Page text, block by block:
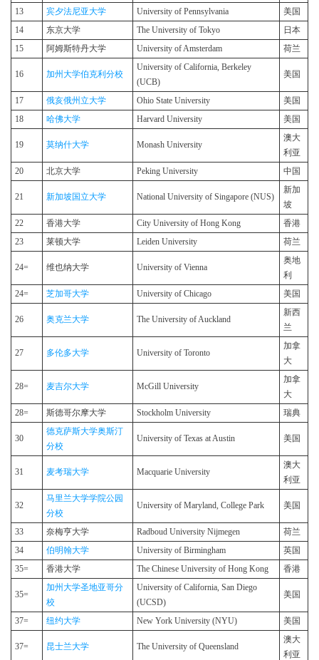
13
宾夕法尼亚大学 University of Pennsylvania
美国
14
东京大学 The University of Tokyo
日本
15
阿姆斯特丹大学 University of Amsterdam 荷兰
16 加州大学伯克利分校
University of California, Berkeley
(UCB)
美国
17 俄亥俄州立大学 Ohio State University
美国
18
哈佛大学 Harvard University 美国
19 莫纳什大学 Monash University
澳大
利亚
20
北京大学 Peking University 中国
21 新加坡国立大学 National University of Singapore (NUS)
新加
坡
22
香港大学 City University of Hong Kong
香港
23
莱顿大学 Leiden University 荷兰
24= 维也纳大学 University of Vienna
奥地
利
24=
芝加哥大学 University of Chicago 美国
26 奥克兰大学 The University of Auckland
新西
兰
27 多伦多大学 University of Toronto
加拿
大
28= 麦吉尔大学 McGill University
加拿
大
28=
斯德哥尔摩大学 Stockholm University 瑞典
30
德克萨斯大学奥斯汀
分校
University of Texas at Austin 美国
31 麦考瑞大学 Macquarie University
澳大
利亚
32
马里兰大学学院公园
分校
University of Maryland, College Park 美国
33 奈梅亨大学 Radboud University Nijmegen
荷兰
34
伯明翰大学 University of Birmingham
英国
35=
香港大学 The Chinese University of Hong Kong 香港
35=
加州大学圣地亚哥分
校
University of California, San Diego
(UCSD)
美国
37= 纽约大学 New York University (NYU) 美国
37= 昆士兰大学 The University of Queensland
澳大
利亚